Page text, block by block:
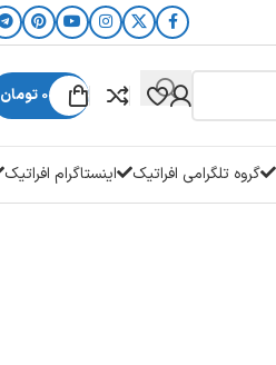
0 تومان
گروه تلگرامی افراتیک اینستاگرام افراتیک